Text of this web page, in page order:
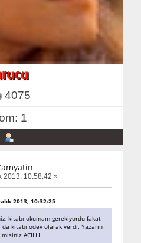
4075
1
2013, 10:58:42 »
2013, 10:32:25
kitabı okumam gerekiyordu fakat
da kitabı ödev olarak verdi. Yazarın
ACİLLL